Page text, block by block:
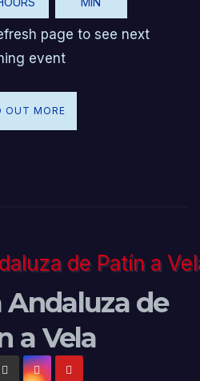
page to see next
event
OUT MORE
Andaluza de
a Vela